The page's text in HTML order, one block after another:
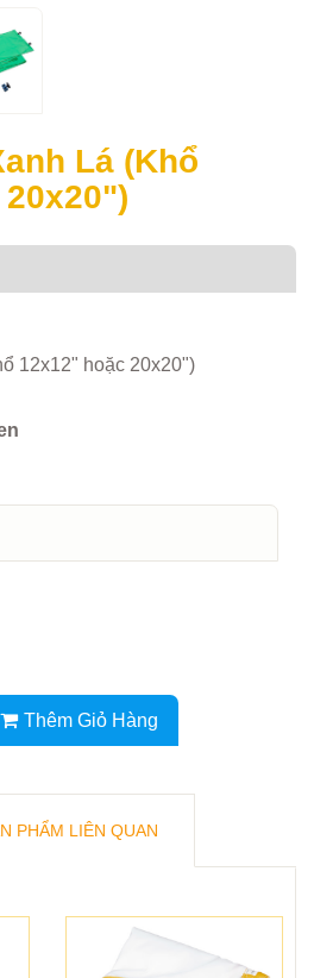
Lá (Khổ
12x12" hoặc 20x20")
Thêm Giỏ Hàng
PHẨM LIÊN QUAN